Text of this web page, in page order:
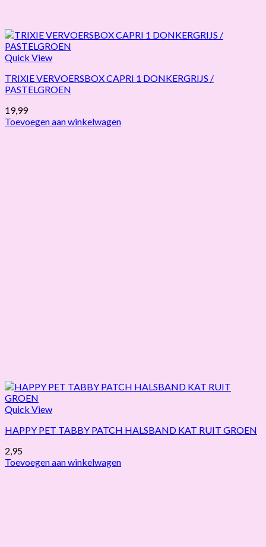
Quick View
TRIXIE VERVOERSBOX CAPRI 1 DONKERGRIJS /
PASTELGROEN
19,99
Toevoegen aan winkelwagen
Quick View
HAPPY PET TABBY PATCH HALSBAND KAT RUIT GROEN
2,95
Toevoegen aan winkelwagen